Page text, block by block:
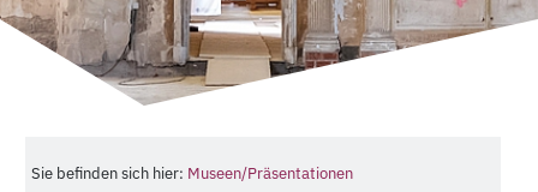
Sie befinden sich hier: Museen/Präsentationen